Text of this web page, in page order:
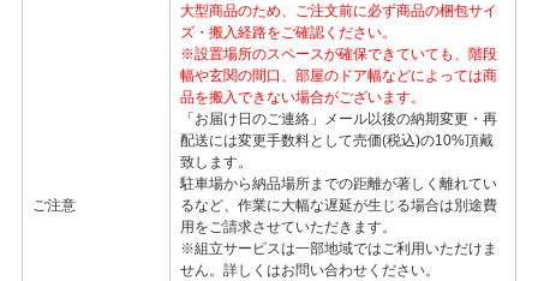
ご注意
大型商品のため、ご注文前に必ず商品の梱包サイ
ズ・搬入経路をご確認ください。
※設置場所のスペースが確保できていても、階段
幅や玄関の間口、部屋のドア幅などによっては商
品を搬入できない場合がございます。
「お届け日のご連絡」メール以後の納期変更・再
配送には変更手数料として売価(税込)の10%頂戴
致します。
駐車場から納品場所までの距離が著しく離れてい
るなど、作業に大幅な遅延が生じる場合は別途費
用をご請求させていただきます。
※組立サービスは一部地域ではご利用いただけま
せん。詳しくはお問い合わせください。